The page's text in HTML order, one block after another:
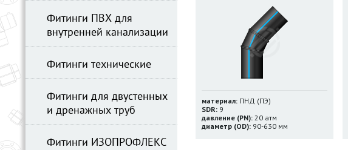
материал: ПНД (ПЭ)
SDR: 9
давление (PN): 20 атм
диаметр (OD): 90-630 мм
Фитинги ПВХ для
внутренней канализации
Фитинги технические
Фитинги для двустенных
и дренажных труб
Фитинги ИЗОПРОФЛЕКС